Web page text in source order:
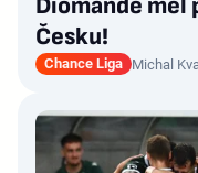
Diomande měl
Česku!
Chance Liga Michal